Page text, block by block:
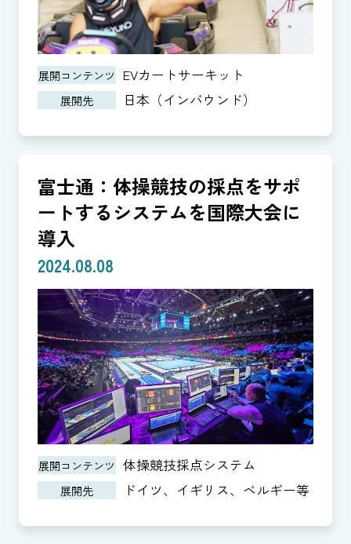
展開コンテンツ EVカートサーキット
展開先 日本（インバウンド）
富士通：体操競技の採点をサポ
ートするシステムを国際大会に
導入
2024.08.08
展開コンテンツ 体操競技採点システム
展開先 ドイツ、イギリス、ベルギー等